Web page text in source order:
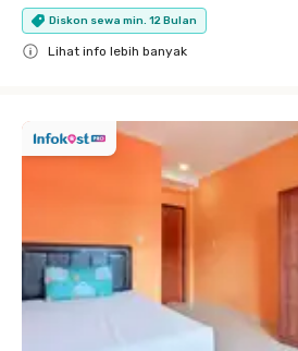
Diskon sewa min. 12 Bulan
Lihat info lebih banyak